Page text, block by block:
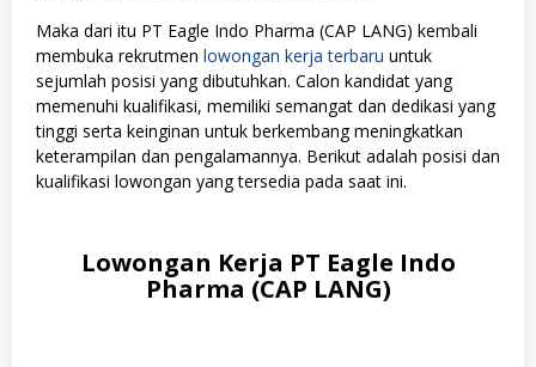
Maka dari itu PT Eagle Indo Pharma (CAP LANG) kembali
membuka rekrutmen lowongan kerja terbaru untuk
sejumlah posisi yang dibutuhkan. Calon kandidat yang
memenuhi kualifikasi, memiliki semangat dan dedikasi yang
tinggi serta keinginan untuk berkembang meningkatkan
keterampilan dan pengalamannya. Berikut adalah posisi dan
kualifikasi lowongan yang tersedia pada saat ini.
Lowongan Kerja PT Eagle Indo
Pharma (CAP LANG)